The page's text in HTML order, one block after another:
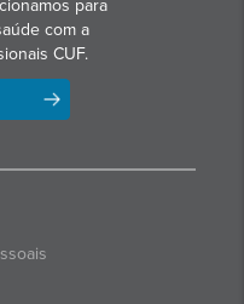
para
com a
CUF.